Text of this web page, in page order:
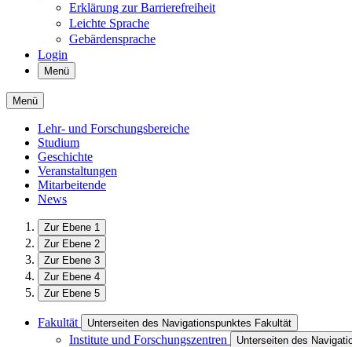
Erklärung zur Barrierefreiheit
Leichte Sprache
Gebärdensprache
Login
Menü
Menü
Lehr- und Forschungsbereiche
Studium
Geschichte
Veranstaltungen
Mitarbeitende
News
Zur Ebene 1
Zur Ebene 2
Zur Ebene 3
Zur Ebene 4
Zur Ebene 5
Fakultät Unterseiten des Navigationspunktes Fakultät
Institute und Forschungszentren Unterseiten des